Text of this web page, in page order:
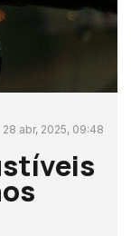
28 abr, 2025, 09:48